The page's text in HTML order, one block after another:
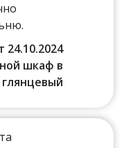
24.10.2024
шкаф в